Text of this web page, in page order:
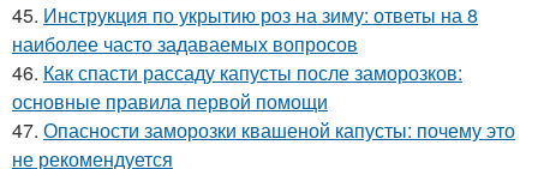
45. Инструкция по укрытию роз на зиму: ответы на 8
наиболее часто задаваемых вопросов
46. Как спасти рассаду капусты после заморозков:
основные правила первой помощи
47. Опасности заморозки квашеной капусты: почему это
не рекомендуется